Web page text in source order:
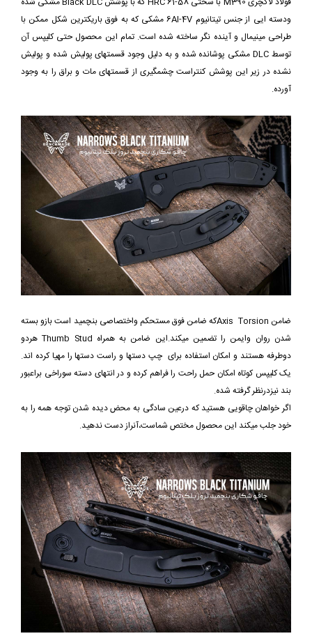
ودسته ایی از جنس تیتانیوم 6Al-4V مشکی که به فوق باریکترین شکل ممکن با
طراحی مینیمال و آینده نگر ساخته شده است. تمام این محصول حتی کلیپس آن
توسط DLC مشکی پوشانده شده و به دلیل وجود قسمتهای پولیش شده و پولیش
نشده در زیر این پوشش کنتراست چشمگیری از قسمتهای مات و براق را به وجود
آورده.
ضامن Axis Torsionکه ضامن فوق مستحکم واختصاصی بنچمید است بازو بسته
شدن روان وایمن را تضمین میکند.این ضامن به همراه Thumb Stud هردو
دوطرفه هستند و امکان استفاده برای چپ دستها و راست دستها را مهیا کرده اند.
یک کلیپس کوتاه امکان حمل راحت را فراهم کرده و در انتهای دسته سوراخی براعبور
بند نیزدرنظر گرفته شده.
اگر خواهان چاقویی هستید که درعین سادگی به محض دیده شدن توجه همه را به
خود جلب میکند این محصول مختص شماست،آنراز دست ندهید.